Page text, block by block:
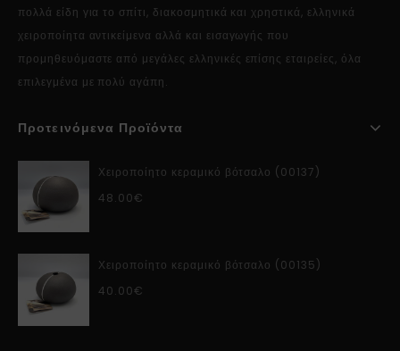
πολλά είδη για το σπίτι, διακοσμητικά και χρηστικά, ελληνικά
χειροποίητα αντικείμενα αλλά και εισαγωγής που
προμηθευόμαστε από μεγάλες ελληνικές επίσης εταιρείες, όλα
επιλεγμένα με πολύ αγάπη.
Προτεινόμενα Προϊόντα
Χειροποίητο κεραμικό βότσαλο (00137)
48.00€
Χειροποίητο κεραμικό βότσαλο (00135)
40.00€